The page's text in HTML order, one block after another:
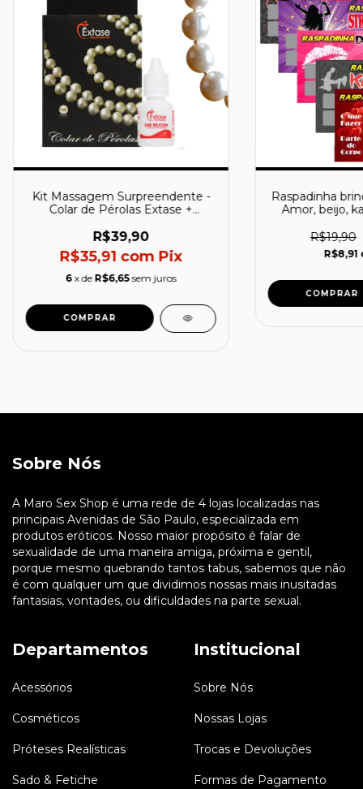
Kit Massagem Surpreendente -
Colar de Pérolas Extase +
R$39,90
R$35,91 com Pix
6 x de R$6,65 sem juros
Raspadinha
Amor, beijo,
R$19,90
R$8,91
Sobre Nós
A Maro Sex Shop é uma rede de 4 lojas localizadas nas
principais Avenidas de São Paulo, especializada em
produtos eróticos. Nosso maior propósito é falar de
sexualidade de uma maneira amiga, próxima e gentil,
porque mesmo quebrando tantos tabus, sabemos que não
é com qualquer um que dividimos nossas mais inusitadas
fantasias, vontades, ou dificuldades na parte sexual.
Departamentos
Acessórios
Cosméticos
Próteses Realísticas
Sado & Fetiche
Institucional
Sobre Nós
Nossas Lojas
Trocas e Devoluções
Formas de Pagamento